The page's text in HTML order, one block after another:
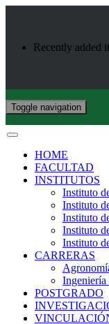
Recently added
Toggle navigation
HOME
FACULTAD
INSTITUTOS
Instituto
Instituto
Instituto
Instituto
Instituto
CARRERAS
POSTGRADO